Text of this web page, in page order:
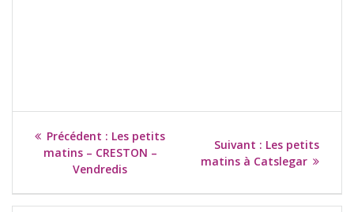
Navigation
de
l’article
Précédent : Article
précédent
:
Les petits
matins – CRESTON –
Vendredis
Suivant : Article
suivant
Les petits
matins à Catslegar